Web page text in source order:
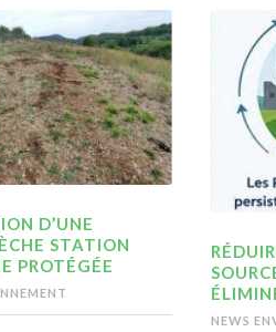
D’UNE
STATION
PROTÉGÉE
NEWS